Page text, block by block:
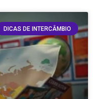
DICAS DE INTERCÂMBIO